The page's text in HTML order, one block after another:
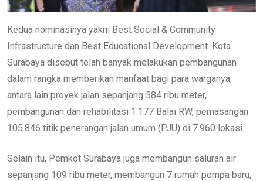
Kedua nominasinya yakni Best Social & Community
Infrastructure dan Best Educational Development. Kota
Surabaya disebut telah banyak melakukan pembangunan
dalam rangka memberikan manfaat bagi para warganya,
antara lain proyek jalan sepanjang 584 ribu meter,
pembangunan dan rehabilitasi 1.177 Balai RW, pemasangan
105.846 titik penerangan jalan umum (PJU) di 7.960 lokasi.
Selain itu, Pemkot Surabaya juga membangun saluran air
sepanjang 109 ribu meter, membangun 7 rumah pompa baru,